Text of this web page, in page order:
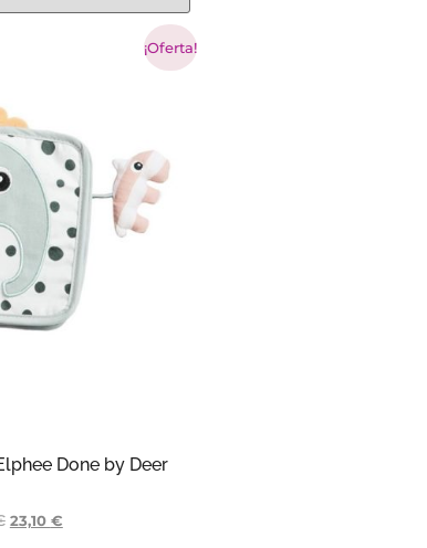
¡Oferta!
Done by Deer
23,10 €